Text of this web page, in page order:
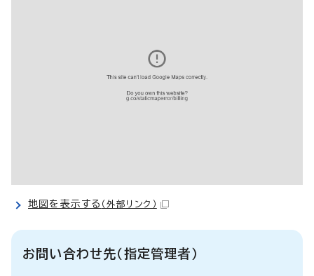
地図を表示する （外部リンク）
お問い合わせ先（指定管理者）